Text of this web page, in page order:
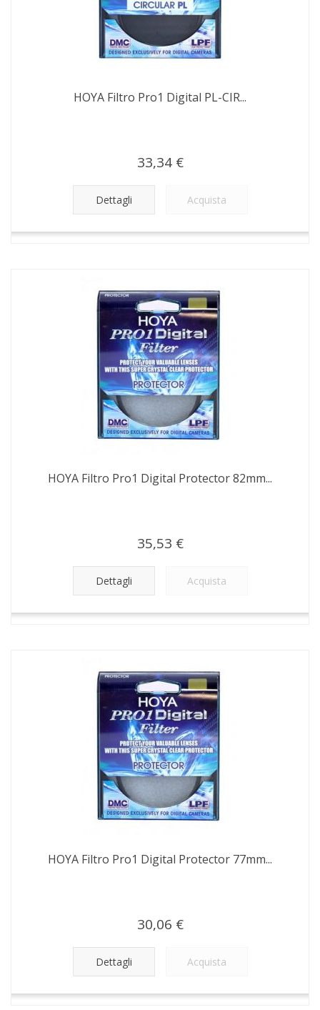
HOYA Filtro Pro1 Digital PL-CIR...
33,34 €
Dettagli Acquista
HOYA Filtro Pro1 Digital Protector 82mm...
35,53 €
Dettagli Acquista
HOYA Filtro Pro1 Digital Protector 77mm...
30,06 €
Dettagli Acquista